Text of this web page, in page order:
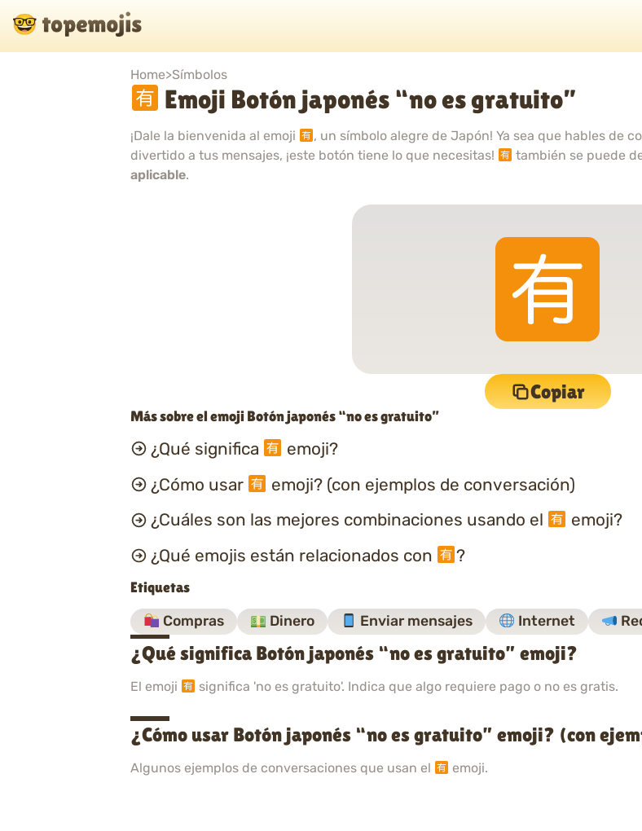
Home>Símbolos
Emoji Botón japonés “no es gratuito”
¡Dale la bienvenida al emoji
, un símbolo alegre de Japón! Ya sea que hables de
divertido a tus mensajes, ¡este botón tiene lo que necesitas!
también se puede
aplicable.
Copiar
Más sobre el emoji Botón japonés “no es gratuito”
¿Qué significa
emoji?
¿Cómo usar
emoji? (con ejemplos de conversación)
¿Cuáles son las mejores combinaciones usando el
emoji?
¿Qué emojis están relacionados con
?
Etiquetas
Compras Dinero Enviar mensajes Internet
¿Qué significa Botón japonés “no es gratuito” emoji?
El emoji significa 'no es gratuito'. Indica que algo requiere pago o no es gratis.
¿Cómo usar Botón japonés “no es gratuito” emoji? (con
Algunos ejemplos de conversaciones que usan el emoji.